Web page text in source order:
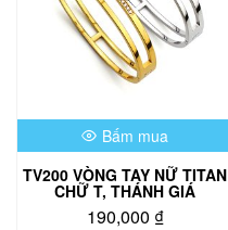
Bấm mua
TV200 VÒNG TAY NỮ TITAN
CHỮ T, THÁNH GIÁ
190,000 ₫